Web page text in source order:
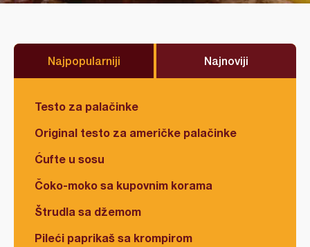
Najpopularniji Najnoviji
Testo za palačinke
Original testo za američke palačinke
Ćufte u sosu
Čoko-moko sa kupovnim korama
Štrudla sa džemom
Pileći paprikaš sa krompirom